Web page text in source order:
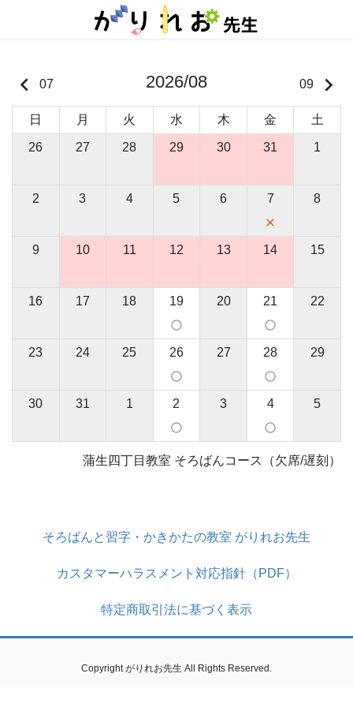
keyboard_arrow_left 07 2026/08 09 keyboard_arrow_right
日 月 火 水 木 金 土
26 27 28 29 30 31 1
2 3 4 5 6 7
close
8
9 10 11 12 13 14 15
16 17 18 19
panorama_fish_eye
20 21
panorama_fish_eye
22
23 24 25 26
panorama_fish_eye
27 28
panorama_fish_eye
29
30 31 1 2
panorama_fish_eye
3 4
panorama_fish_eye
5
蒲生四丁目教室 そろばんコース（欠席/遅刻）
そろばんと習字・かきかたの教室 がりれお先生
カスタマーハラスメント対応指針（PDF）
特定商取引法に基づく表示
Copyright がりれお先生 All Rights Reserved.